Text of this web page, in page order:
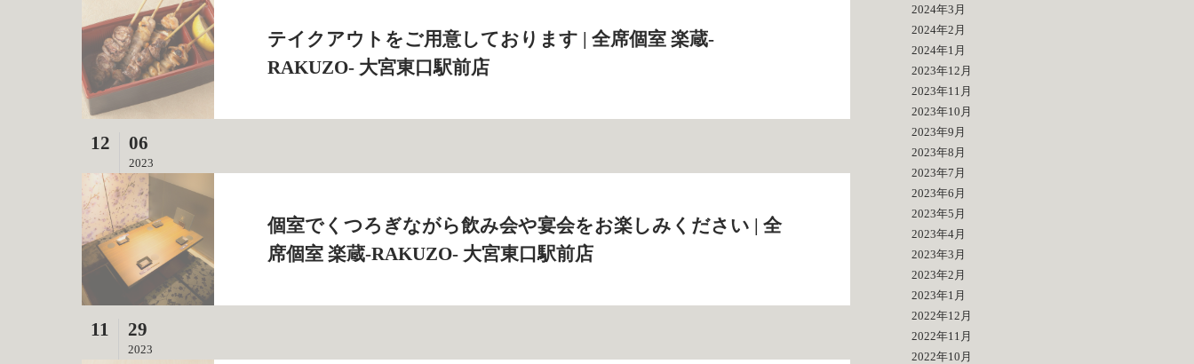
テイクアウトをご用意しております | 全席個室 楽蔵‐
RAKUZO‐ 大宮東口駅前店
12 06
2023
個室でくつろぎながら飲み会や宴会をお楽しみください | 全
席個室 楽蔵‐RAKUZO‐ 大宮東口駅前店
11 29
2023
2024年3月
2024年2月
2024年1月
2023年12月
2023年11月
2023年10月
2023年9月
2023年8月
2023年7月
2023年6月
2023年5月
2023年4月
2023年3月
2023年2月
2023年1月
2022年12月
2022年11月
2022年10月